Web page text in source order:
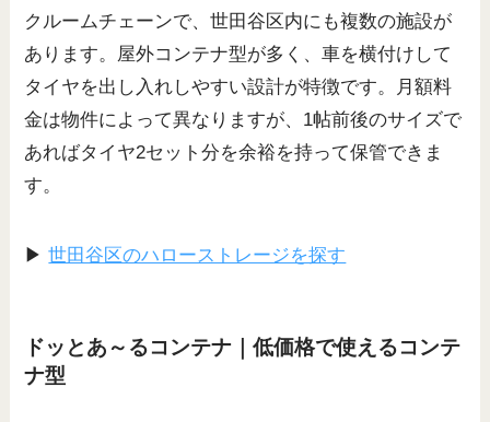
クルームチェーンで、世田谷区内にも複数の施設が
あります。屋外コンテナ型が多く、車を横付けして
タイヤを出し入れしやすい設計が特徴です。月額料
金は物件によって異なりますが、1帖前後のサイズで
あればタイヤ2セット分を余裕を持って保管できま
す。
▶世田谷区のハローストレージを探す
ドッとあ～るコンテナ｜低価格で使えるコンテ
ナ型